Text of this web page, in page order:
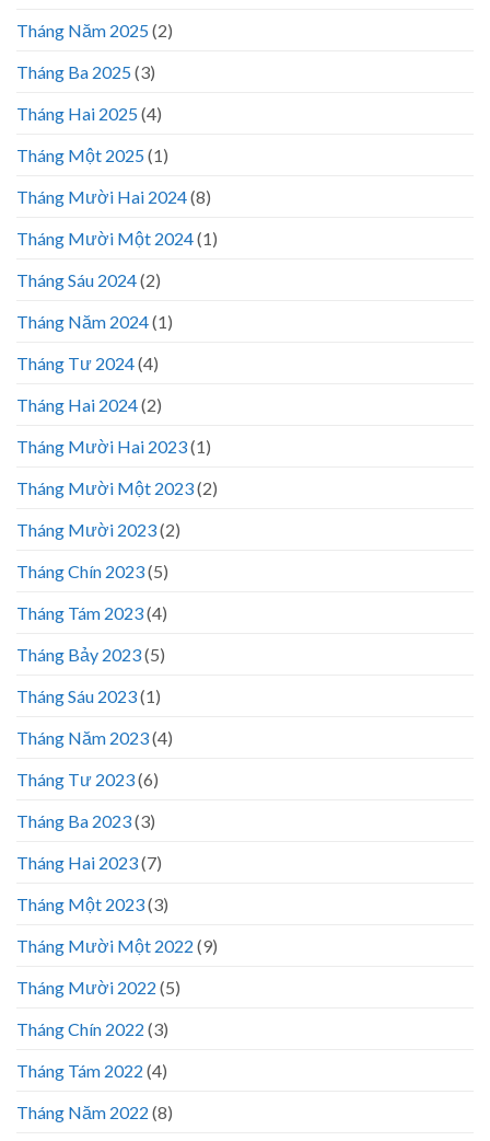
Tháng Năm 2025(2)
Tháng Ba 2025(3)
Tháng Hai 2025(4)
Tháng Một 2025(1)
Tháng Mười Hai 2024(8)
Tháng Mười Một 2024(1)
Tháng Sáu 2024(2)
Tháng Năm 2024(1)
Tháng Tư 2024(4)
Tháng Hai 2024(2)
Tháng Mười Hai 2023(1)
Tháng Mười Một 2023(2)
Tháng Mười 2023(2)
Tháng Chín 2023(5)
Tháng Tám 2023(4)
Tháng Bảy 2023(5)
Tháng Sáu 2023(1)
Tháng Năm 2023(4)
Tháng Tư 2023(6)
Tháng Ba 2023(3)
Tháng Hai 2023(7)
Tháng Một 2023(3)
Tháng Mười Một 2022 (9)
Tháng Mười 2022 (5)
Tháng Chín 2022 (3)
Tháng Tám 2022 (4)
Tháng Năm 2022 (8)